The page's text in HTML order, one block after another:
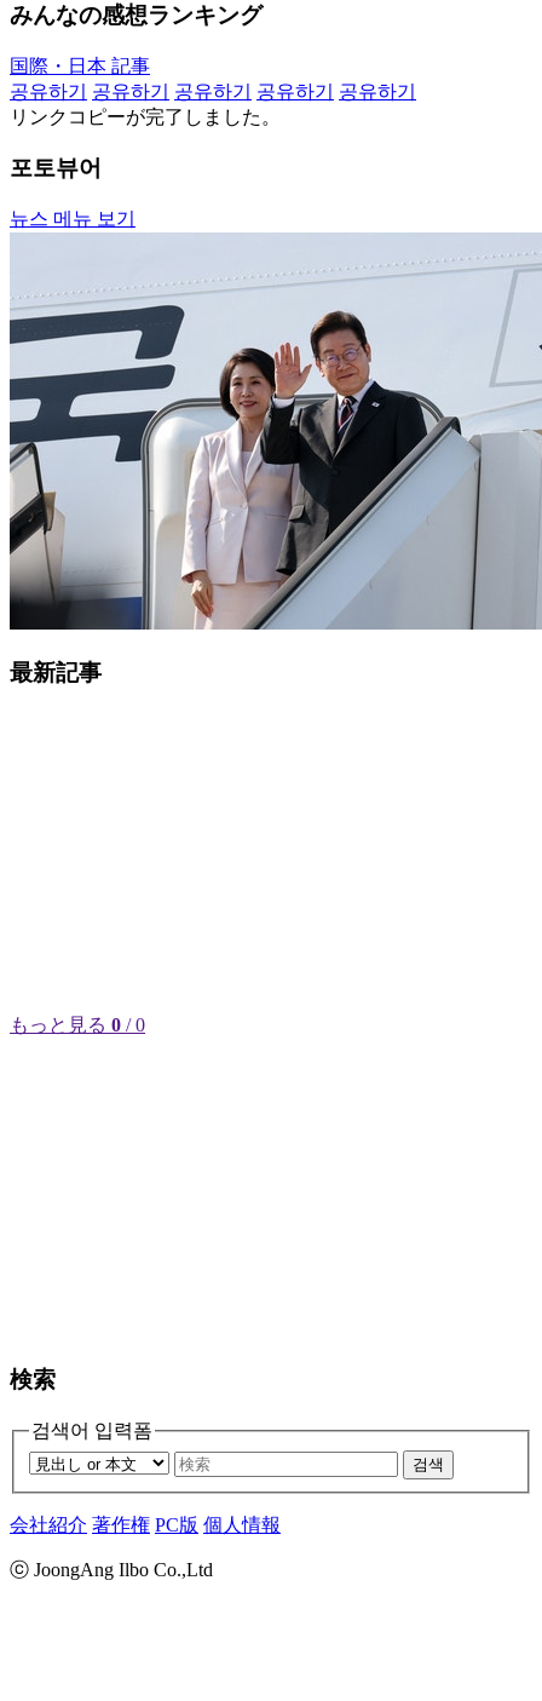
みんなの感想ランキング
国際・日本 記事
공유하기
공유하기 공유하기 공유하기
공유하기
リンクコピーが完了しました。
포토뷰어
뉴스 메뉴 보기
最新記事
もっと見る 0 / 0
検索
검색어 입력폼
검색
会社紹介 著作権 PC版 個人情報
ⓒ JoongAng Ilbo Co.,Ltd